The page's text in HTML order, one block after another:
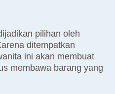
pilihan oleh
ditempatkan
ini akan membuat
membawa barang yang